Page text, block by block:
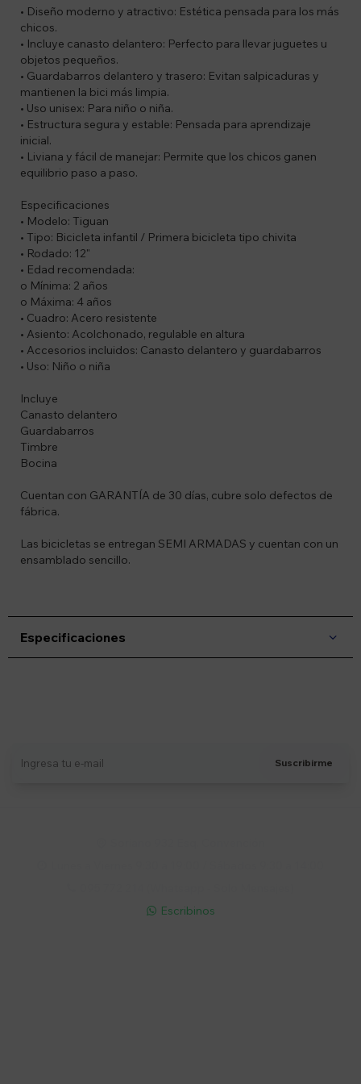
• Diseño moderno y atractivo: Estética pensada para los más
chicos.
• Incluye canasto delantero: Perfecto para llevar juguetes u
objetos pequeños.
• Guardabarros delantero y trasero: Evitan salpicaduras y
mantienen la bici más limpia.
• Uso unisex: Para niño o niña.
• Estructura segura y estable: Pensada para aprendizaje
inicial.
• Liviana y fácil de manejar: Permite que los chicos ganen
equilibrio paso a paso.
Especificaciones
• Modelo: Tiguan
• Tipo: Bicicleta infantil / Primera bicicleta tipo chivita
• Rodado: 12"
• Edad recomendada:
o Mínima: 2 años
o Máxima: 4 años
• Cuadro: Acero resistente
• Asiento: Acolchonado, regulable en altura
• Accesorios incluidos: Canasto delantero y guardabarros
• Uso: Niño o niña
Incluye
Canasto delantero
Guardabarros
Timbre
Bocina
Cuentan con GARANTÍA de 30 días, cubre solo defectos de
fábrica.
Las bicicletas se entregan SEMI ARMADAS y cuentan con un
ensamblado sencillo.
Especificaciones
Suscribirme
 Escribinos